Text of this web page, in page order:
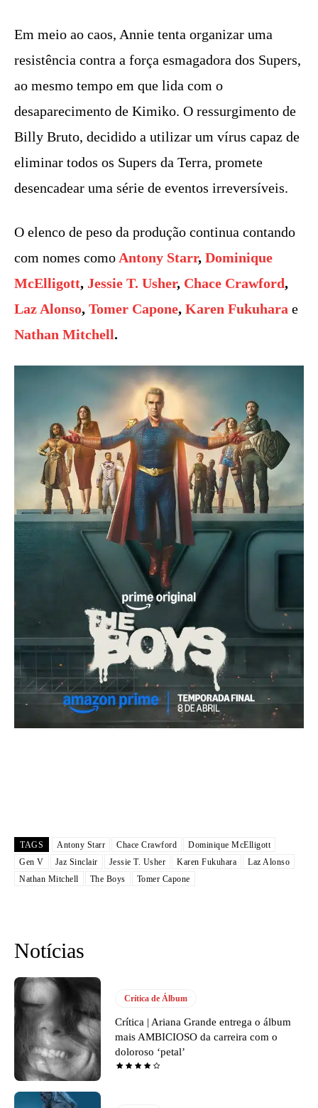
Em meio ao caos, Annie tenta organizar uma
resistência contra a força esmagadora dos Supers,
ao mesmo tempo em que lida com o
desaparecimento de Kimiko. O ressurgimento de
Billy Bruto, decidido a utilizar um vírus capaz de
eliminar todos os Supers da Terra, promete
desencadear uma série de eventos irreversíveis.
O elenco de peso da produção continua contando
com nomes como Antony Starr, Dominique
McElligott, Jessie T. Usher, Chace Crawford,
Laz Alonso, Tomer Capone, Karen Fukuhara e
Nathan Mitchell.
TAGS Antony Starr Chace Crawford
Dominique McElligott
Gen V
Jaz Sinclair Jessie T. Usher Karen Fukuhara
Laz Alonso
Nathan Mitchell
The Boys Tomer Capone
Notícias
Crítica de Álbum
Crítica | Ariana Grande entrega o álbum
mais AMBICIOSO da carreira com o
doloroso ‘petal’